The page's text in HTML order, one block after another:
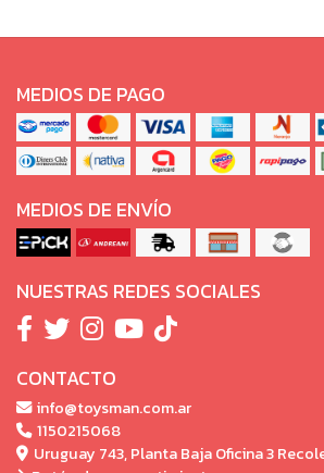
MEDIOS DE PAGO
MEDIOS DE ENVÍO
NUESTRAS REDES SOCIALES
CONTACTO
info@toysman.com.ar
1150215068
Uruguay 743, Planta Baja Oficina 3